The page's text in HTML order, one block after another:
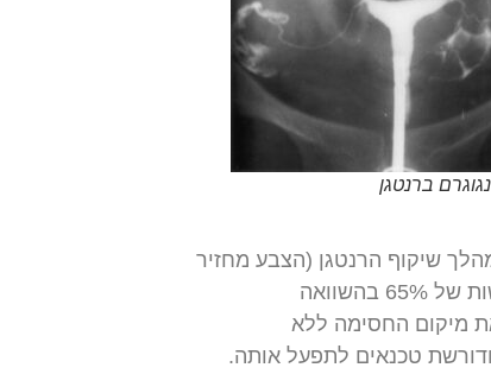
ברנטגן
שיקוף הרנטגן (הצבע מחזיר
את קרני הרנטגן). לצילום רחם ברנטגן יכולת טובה באבחון חצוצרות (סגוליות של 83% ורגישות של 65% בהשוואה
מיקום החסימה ללא
טכנאים לתפעל אותה.